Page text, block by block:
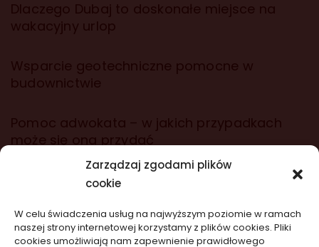
Zarządzaj zgodami plików
cookie
W celu świadczenia usług na najwyższym poziomie w ramach
naszej strony internetowej korzystamy z plików cookies. Pliki
cookies umożliwiają nam zapewnienie prawidłowego
Nowości na stronie